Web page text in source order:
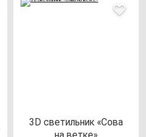
3D све­тиль­ник «Сова